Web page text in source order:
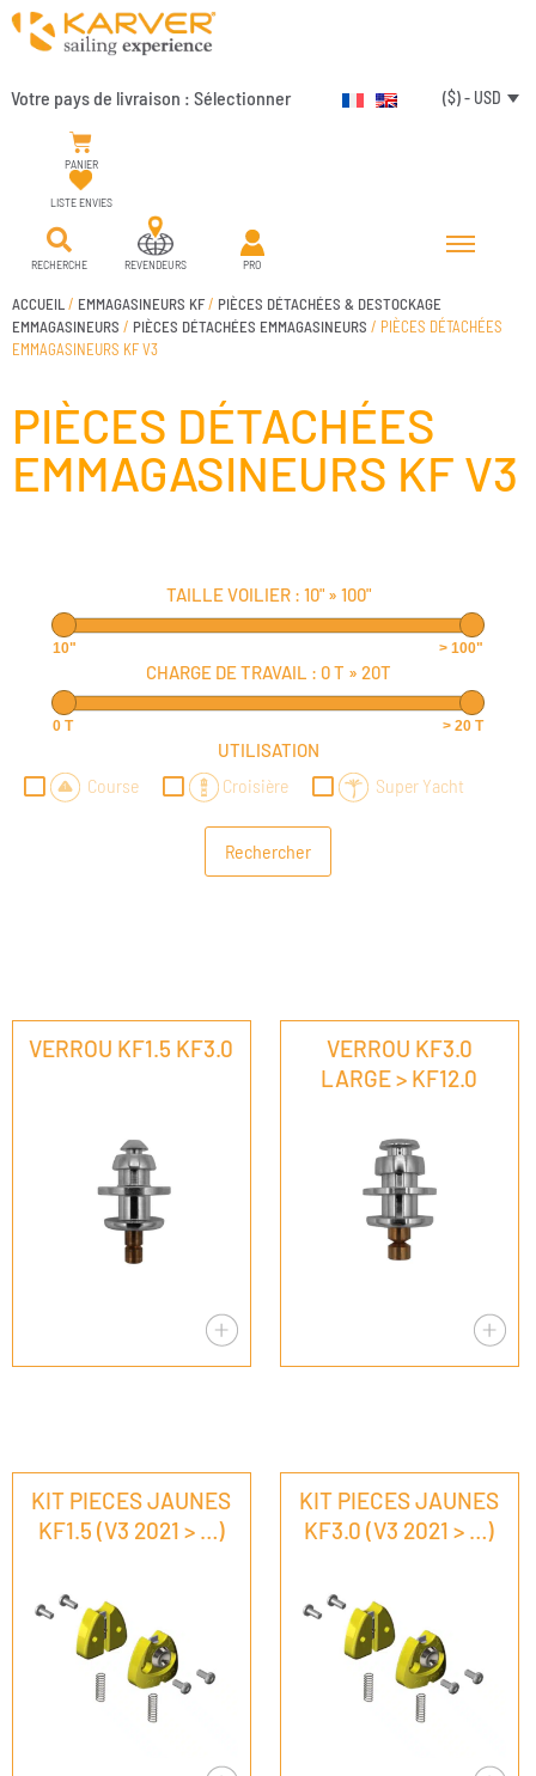
Votre pays de livraison : Sélectionner ($) - USD
PANIER
LISTE ENVIES
RECHERCHE REVENDEURS PRO
ACCUEIL / EMMAGASINEURS KF/ PIÈCES DÉTACHÉES & DESTOCKAGE
EMMAGASINEURS / PIÈCES DÉTACHÉES EMMAGASINEURS / PIÈCES DÉTACHÉES
EMMAGASINEURS KF V3
PIÈCES DÉTACHÉES
EMMAGASINEURS KF V3
TAILLE VOILIER : 10"» 100"
10" > 100"
CHARGE DE TRAVAIL : 0 T » 20T
0 T > 20 T
UTILISATION
Course Croisière Super Yacht
VERROU KF1.5 KF3.0
VERROU KF3.0
LARGE > KF12.0
KIT PIECES JAUNES
KF1.5 (V3 2021 > …)
KIT PIECES JAUNES
KF3.0 (V3 2021 > …)